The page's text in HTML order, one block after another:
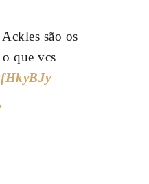
são os
que vcs